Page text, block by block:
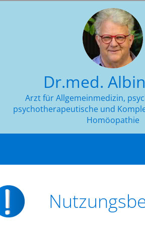
Dr.med.
Arzt für Allgemeinmedizin,
psychotherapeutische und
Homöopathie